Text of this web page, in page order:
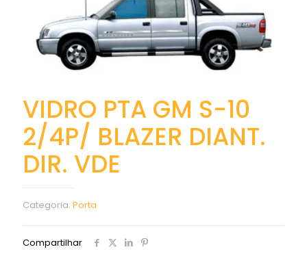
VIDRO PTA GM S-10
2/4P/ BLAZER DIANT.
DIR. VDE
Categoria: Porta
Compartilhar